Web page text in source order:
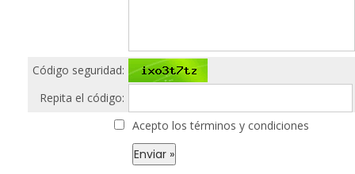
Código seguridad:
Repita el código:
Acepto los términos y condiciones